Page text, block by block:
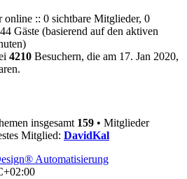
online :: 0 sichtbare Mitglieder, 0
Gäste (basierend auf den aktiven
4210 Besuchern, die am 17. Jan 2020,
insgesamt 159 • Mitglieder
Mitglied: DavidKal
Automatisierung